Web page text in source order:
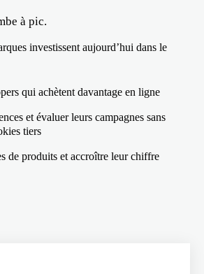
à pic.
investissent aujourd’hui dans le
qui achètent davantage en ligne
et évaluer leurs campagnes sans
tiers
de produits et accroître leur chiffre